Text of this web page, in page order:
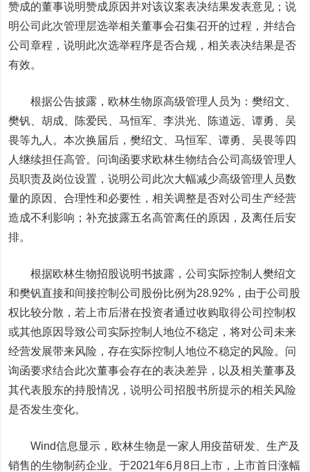
赞成的董事说明赞成原因并对该议案表决结果发表意见；说
明公司此次管理层选举相关董事会召集召开的过程，并结合
公司章程，说明此次选举程序是否合规，相关表决结果是否
有效。
根据公告披露，欧林生物原高级管理人员为：樊绍文、
樊钒、胡成、陈爱民、马恒军、李洪光、陈道远、谭勇、吴
畏等九人。本次换届后，樊绍文、马恒军、谭勇、吴畏等四
人继续担任高管。问询函要求欧林生物结合公司高级管理人
员职责及岗位设置，说明公司此次大幅减少高级管理人员数
量的原因、合理性和必要性，相关调整是否对公司生产经营
造成不利影响；补充披露五名高管离任的原因，及离任后安
排。
根据欧林生物招股说明书披露，公司实际控制人樊绍文
和樊钒直接和间接控制公司股份比例为28.92%，由于公司股
权比较分散，若上市后潜在投资者通过收购取得公司控制权
或其他原因导致公司实际控制人地位不稳定，将对公司未来
经营发展带来风险，存在实际控制人地位不稳定的风险。问
询函要求结合此次董事会存在的表决差异，以及相关董事及
其代表股东的持股情况，说明公司招股书所提示的相关风险
是否发生变化。
Wind信息显示，欧林生物是一家人用疫苗研发、生产及
销售的生物制药企业。于2021年6月8日上市，上市首日涨幅